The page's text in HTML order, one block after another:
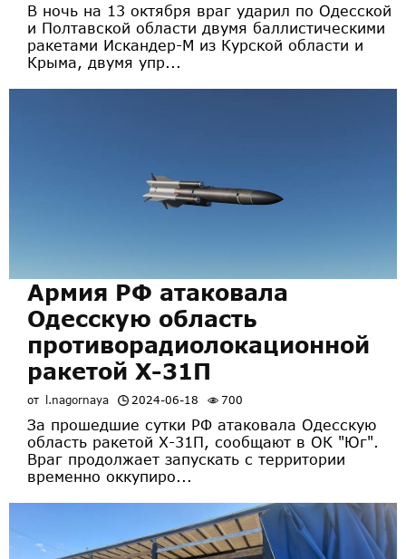
В ночь на 13 октября враг ударил по Одесской
и Полтавской области двумя баллистическими
ракетами Искандер-М из Курской области и
Крыма, двумя упр...
Армия РФ атаковала
Одесскую область
противорадиолокационной
ракетой Х-31П
от l.nagornaya 2024-06-18 700
За прошедшие сутки РФ атаковала Одесскую
область ракетой Х-31П, сообщают в ОК "Юг".
Враг продолжает запускать с территории
временно оккупиро...